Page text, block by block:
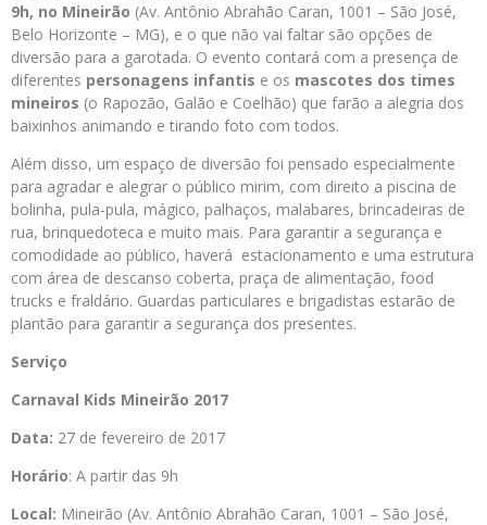
9h, no Mineirão (Av. Antônio Abrahão Caran, 1001 – São José,
Belo Horizonte – MG), e o que não vai faltar são opções de
diversão para a garotada. O evento contará com a presença de
diferentes personagens infantis e os mascotes dos times
mineiros (o Rapozão, Galão e Coelhão) que farão a alegria dos
baixinhos animando e tirando foto com todos.
Além disso, um espaço de diversão foi pensado especialmente
para agradar e alegrar o público mirim, com direito a piscina de
bolinha, pula-pula, mágico, palhaços, malabares, brincadeiras de
rua, brinquedoteca e muito mais. Para garantir a segurança e
comodidade ao público, haverá estacionamento e uma estrutura
com área de descanso coberta, praça de alimentação, food
trucks e fraldário. Guardas particulares e brigadistas estarão de
plantão para garantir a segurança dos presentes.
Serviço
Carnaval Kids Mineirão 2017
Data: 27 de fevereiro de 2017
Horário: A partir das 9h
Local: Mineirão (Av. Antônio Abrahão Caran, 1001 – São José,